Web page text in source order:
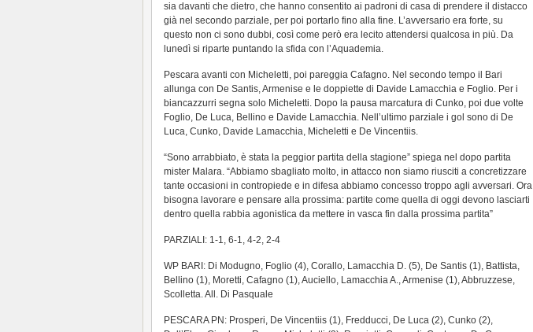
sia davanti che dietro, che hanno consentito ai padroni di casa di prendere il distacco
già nel secondo parziale, per poi portarlo fino alla fine. L’avversario era forte, su
questo non ci sono dubbi, così come però era lecito attendersi qualcosa in più. Da
lunedì si riparte puntando la sfida con l’Aquademia.
Pescara avanti con Micheletti, poi pareggia Cafagno. Nel secondo tempo il Bari
allunga con De Santis, Armenise e le doppiette di Davide Lamacchia e Foglio. Per i
biancazzurri segna solo Micheletti. Dopo la pausa marcatura di Cunko, poi due volte
Foglio, De Luca, Bellino e Davide Lamacchia. Nell’ultimo parziale i gol sono di De
Luca, Cunko, Davide Lamacchia, Micheletti e De Vincentiis.
“Sono arrabbiato, è stata la peggior partita della stagione” spiega nel dopo partita
mister Malara. “Abbiamo sbagliato molto, in attacco non siamo riusciti a concretizzare
tante occasioni in contropiede e in difesa abbiamo concesso troppo agli avversari. Ora
bisogna lavorare e pensare alla prossima: partite come quella di oggi devono lasciarti
dentro quella rabbia agonistica da mettere in vasca fin dalla prossima partita”
PARZIALI: 1-1, 6-1, 4-2, 2-4
WP BARI: Di Modugno, Foglio (4), Corallo, Lamacchia D. (5), De Santis (1), Battista,
Bellino (1), Moretti, Cafagno (1), Auciello, Lamacchia A., Armenise (1), Abbruzzese,
Scolletta. All. Di Pasquale
PESCARA PN: Prosperi, De Vincentiis (1), Fredducci, De Luca (2), Cunko (2),